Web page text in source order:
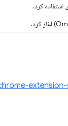
extension-